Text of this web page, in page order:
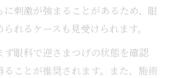
に刺激が強まることがあるため、眼
れるケースも見受けられます。
ず眼科で逆さまつげの状態を確認
ることが推奨されます。また、施術